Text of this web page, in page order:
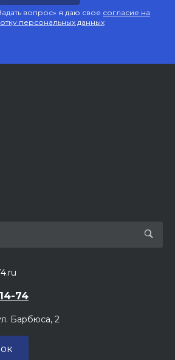
вопрос» я даю свое согласие на
персональных данных
74
Барбюса, 2